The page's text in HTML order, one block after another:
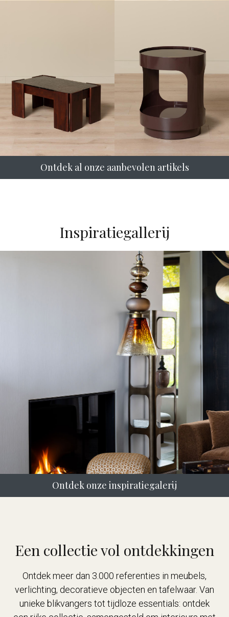
Ontdek al onze aanbevolen artikels
Inspiratiegallerij
Ontdek onze inspiratiegalerij
Een collectie vol ontdekkingen
Ontdek meer dan 3.000 referenties in meubels,
verlichting, decoratieve objecten en tafelwaar. Van
unieke blikvangers tot tijdloze essentials: ontdek